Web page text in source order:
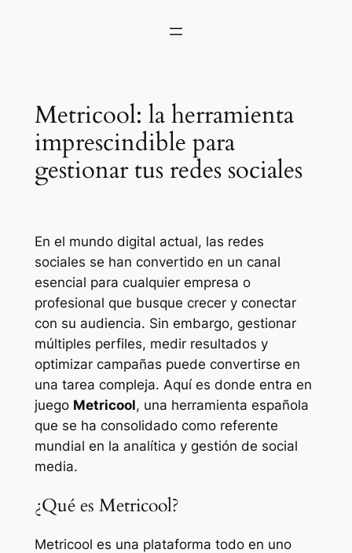
Metricool: la herramienta
imprescindible para
gestionar tus redes sociales
En el mundo digital actual, las redes
sociales se han convertido en un canal
esencial para cualquier empresa o
profesional que busque crecer y conectar
con su audiencia. Sin embargo, gestionar
múltiples perfiles, medir resultados y
optimizar campañas puede convertirse en
una tarea compleja. Aquí es donde entra en
juego Metricool, una herramienta española
que se ha consolidado como referente
mundial en la analítica y gestión de social
media.
¿Qué es Metricool?
Metricool es una plataforma todo en uno